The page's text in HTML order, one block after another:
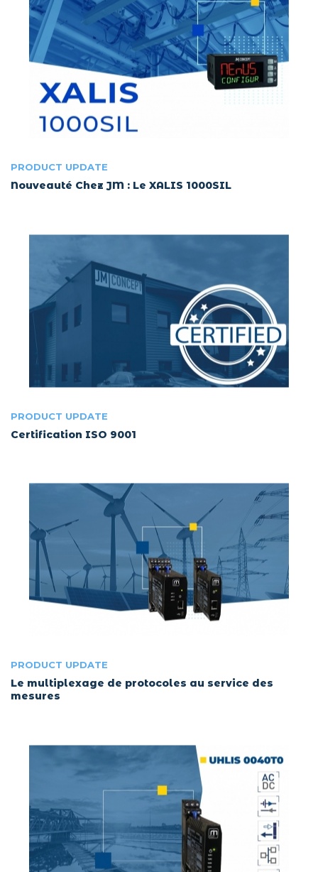
PRODUCT UPDATE
Nouveauté Chez JM : Le XALIS 1000SIL
PRODUCT UPDATE
Certification ISO 9001
PRODUCT UPDATE
Le multiplexage de protocoles au service des
mesures